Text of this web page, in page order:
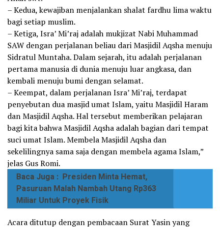
– Kedua, kewajiban menjalankan shalat fardhu lima waktu
bagi setiap muslim.
– Ketiga, Isra’ Mi’raj adalah mukjizat Nabi Muhammad
SAW dengan perjalanan beliau dari Masjidil Aqsha menuju
Sidratul Muntaha. Dalam sejarah, itu adalah perjalanan
pertama manusia di dunia menuju luar angkasa, dan
kembali menuju bumi dengan selamat.
– Keempat, dalam perjalanan Isra’ Mi’raj, terdapat
penyebutan dua masjid umat Islam, yaitu Masjidil Haram
dan Masjidil Aqsha. Hal tersebut memberikan pelajaran
bagi kita bahwa Masjidil Aqsha adalah bagian dari tempat
suci umat Islam. Membela Masjidil Aqsha dan
sekelilingnya sama saja dengan membela agama Islam,”
jelas Gus Romi.
Baca Juga : Presiden Minta Hemat,
Pasuruan Malah Nambah Utang Rp363
Miliar Untuk Proyek Fisik
Acara ditutup dengan pembacaan Surat Yasin yang